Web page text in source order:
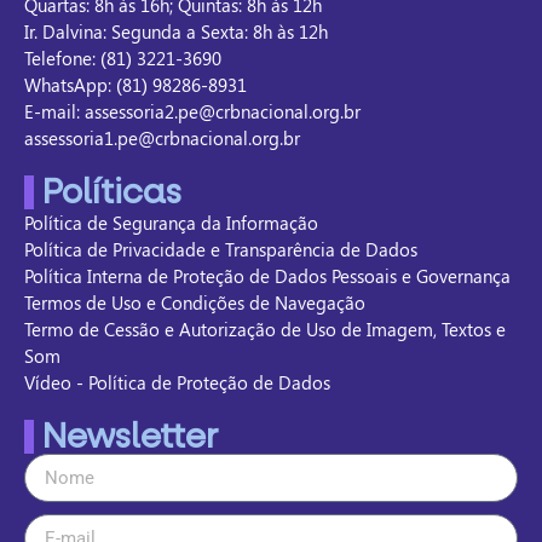
Quartas: 8h às 16h; Quintas: 8h às 12h
Ir. Dalvina: Segunda a Sexta: 8h às 12h
Telefone: (81) 3221-3690
WhatsApp: (81) 98286-8931
E-mail: assessoria2.pe@crbnacional.org.br
assessoria1.pe@crbnacional.org.br
Políticas
Política de Segurança da Informação
Política de Privacidade e Transparência de Dados
Política Interna de Proteção de Dados Pessoais e Governança
Termos de Uso e Condições de Navegação
Termo de Cessão e Autorização de Uso de Imagem, Textos e
Som
Vídeo - Política de Proteção de Dados
Newsletter